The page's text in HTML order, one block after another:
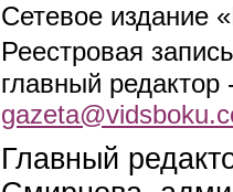
Сетевое издание
Реестровая
главный
Главный